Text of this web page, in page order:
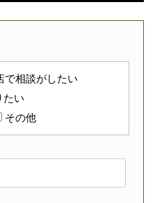
で相談がしたい
たい
その他